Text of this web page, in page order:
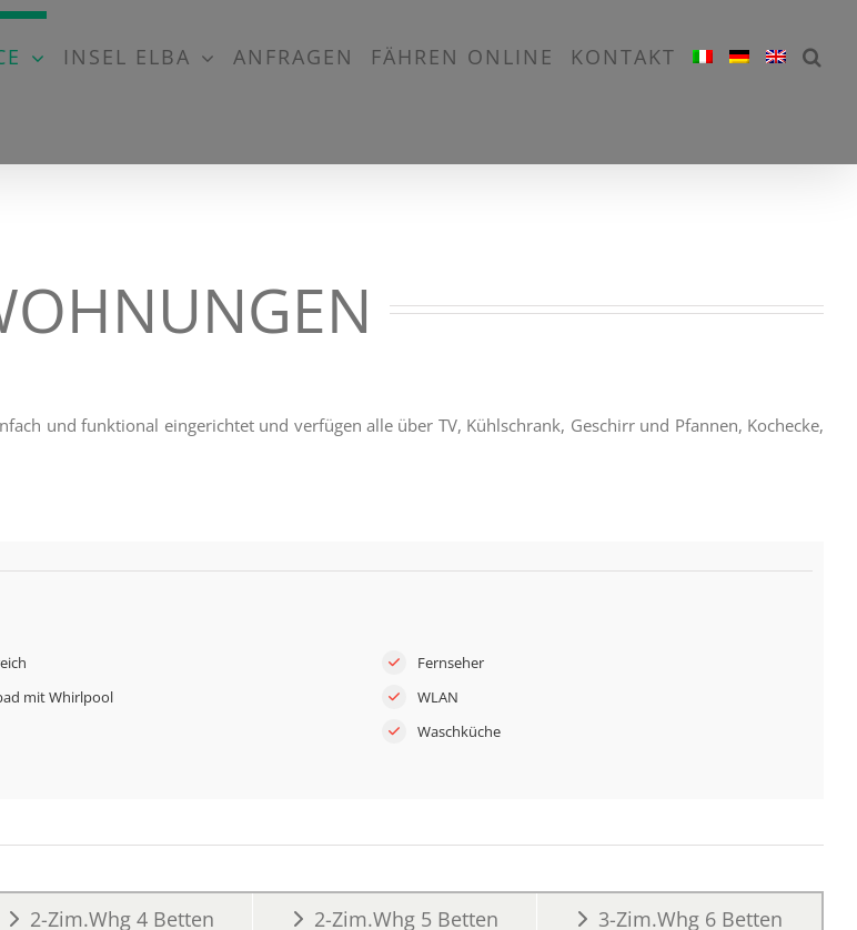
INSEL ELBA ANFRAGEN FÄHREN ONLINE KONTAKT
und funktional eingerichtet und verfügen alle über TV, Kühlschrank, Geschirr und Pfannen, Kochecke,
mit Whirlpool
Fernseher
WLAN
Waschküche
2-Zim.Whg 4 Betten 2-Zim.Whg 5 Betten 3-Zim.Whg 6 Betten